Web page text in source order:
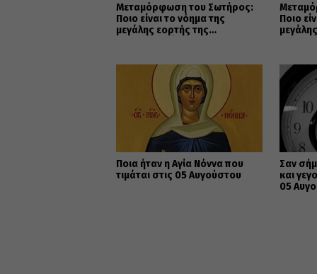
Μεταμόρφωση του Σωτήρος:
Ποιο είναι το νόημα της
μεγάλης εορτής της
Ποιο
Ποια ήταν η Αγία Νόννα που
τιμάται στις 05 Αυγούστου
Σαν
και
05